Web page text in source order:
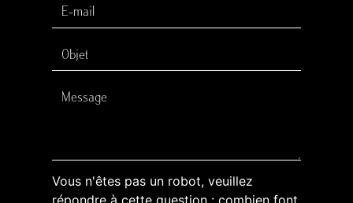
Vous n'êtes pas un robot, veuillez
répondre à cette question : combien font